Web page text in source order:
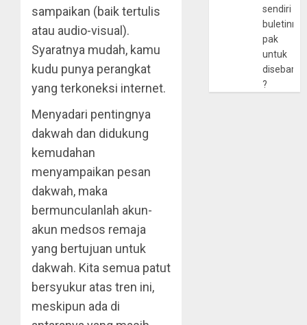
sampaikan (baik tertulis
atau audio-visual).
Syaratnya mudah, kamu
kudu punya perangkat
yang terkoneksi internet.
Menyadari pentingnya
dakwah dan didukung
kemudahan
menyampaikan pesan
dakwah, maka
bermunculanlah akun-
akun medsos remaja
yang bertujuan untuk
dakwah. Kita semua patut
bersyukur atas tren ini,
meskipun ada di
sendiri
pak
untuk
?